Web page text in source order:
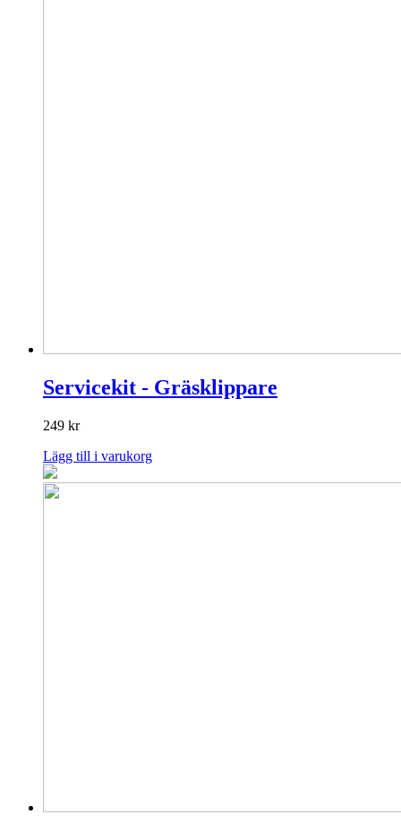
Servicekit - Gräsklippare
249 kr
Lägg till i varukorg